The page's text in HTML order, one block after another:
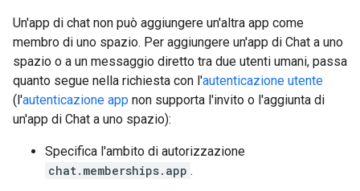
Un'app di chat non può aggiungere un'altra app come
membro di uno spazio. Per aggiungere un'app di Chat a uno
spazio o a un messaggio diretto tra due utenti umani, passa
quanto segue nella richiesta con l'autenticazione utente
(l'autenticazione app non supporta l'invito o l'aggiunta di
un'app di Chat a uno spazio):
Specifica l'ambito di autorizzazione
chat.memberships.app .